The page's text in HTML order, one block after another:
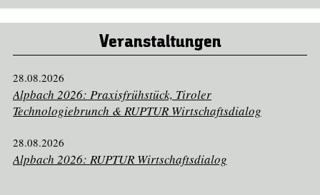
Veranstaltungen
28.08.2026
Alpbach 2026: Praxisfrühstück, Tiroler
Technologiebrunch & RUPTUR Wirtschaftsdialog
28.08.2026
Alpbach 2026: RUPTUR Wirtschaftsdialog